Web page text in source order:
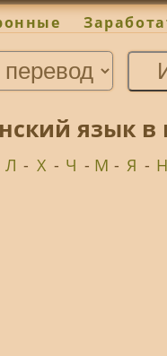
язык в
Л - Х - Ч - М - Я - Н